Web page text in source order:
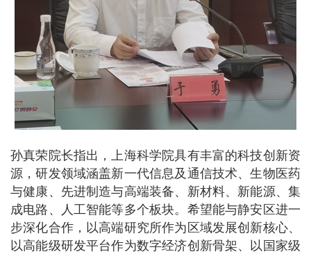
孙真荣院长指出，上海科学院具有丰富的科技创新资
源，研发领域涵盖新一代信息及通信技术、生物医药
与健康、先进制造与高端装备、新材料、新能源、集
成电路、人工智能等多个板块。希望能与静安区进一
步深化合作，以高端研究所作为区域发展创新核心、
以高能级研发平台作为数字经济创新骨架、以国家级